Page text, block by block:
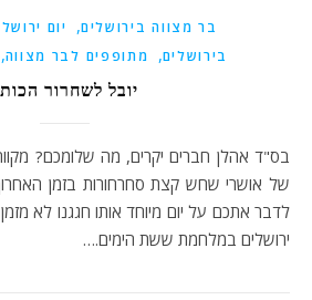
בר מצווה בירושלים, יום
בירושלים, מתופפים לבר מצווה,
יובל לשחרור
בס"ד אהלן חברים יקרים, מה שלומכם? מקווה שאתם בטוב… כאן גיסו
של אושרי שחש קצת סחרחורות בזמן
ירושלים במלחמת ששת הימים.…